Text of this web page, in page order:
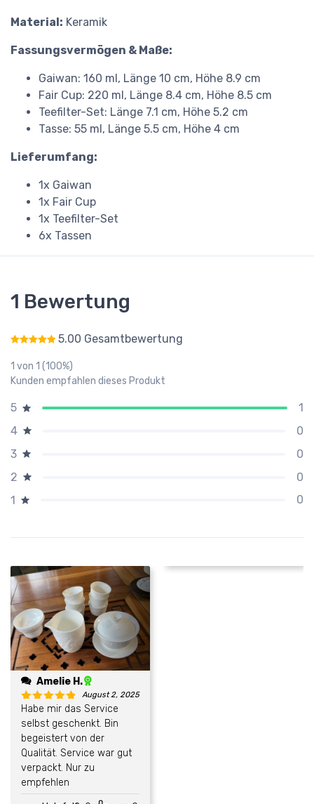
Material: Keramik
Fassungsvermögen & Maße:
Gaiwan: 160 ml, Länge 10 cm, Höhe 8.9 cm
Fair Cup: 220 ml, Länge 8.4 cm, Höhe 8.5 cm
Teefilter-Set: Länge 7.1 cm, Höhe 5.2 cm
Tasse: 55 ml, Länge 5.5 cm, Höhe 4 cm
Lieferumfang:
1x Gaiwan
1x Fair Cup
1x Teefilter-Set
6x Tassen
1 Bewertung
Bewertet mit5.00von 5
5.00 Gesamtbewertung
1 von 1 (100%)
Kunden empfahlen dieses Produkt
5
1
4
0
3
0
2
0
1
0
Amelie H.
Bewertet mit von 5
August 2, 2025
Habe mir das Service
selbst geschenkt. Bin
begeistert von der
Qualität. Service war gut
verpackt. Nur zu
empfehlen